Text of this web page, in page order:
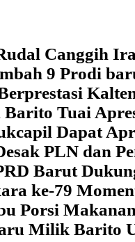
Canggih
9 Prodi
Tuai
Dapat
PLN dan
Barut
ke-79
Porsi
Milik Barito